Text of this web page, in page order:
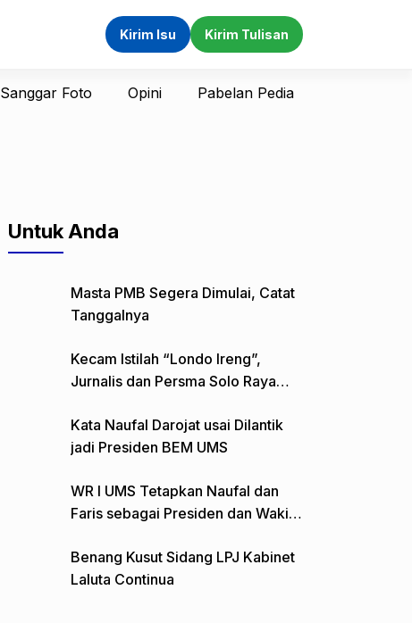
Kirim Isu Kirim Tulisan
Sanggar Foto Opini Pabelan Pedia
Untuk Anda
Masta PMB Segera Dimulai, Catat
Tanggalnya
Kecam Istilah “Londo Ireng”,
Jurnalis dan Persma Solo Raya
Kata Naufal Darojat usai Dilantik
jadi Presiden BEM UMS
WR I UMS Tetapkan Naufal dan
Faris sebagai Presiden dan Wakil
Benang Kusut Sidang LPJ Kabinet
Laluta Continua